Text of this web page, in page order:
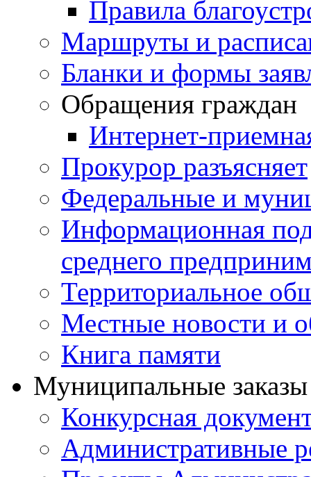
Правила
Маршруты и
Бланки и формы
Обращения граждан
Интернет-
Прокурор разъясняет
Федеральные и
Информационная
среднего
Территориальное
Местные новости и
Книга памяти
Муниципальные
Конкурсная
Административные